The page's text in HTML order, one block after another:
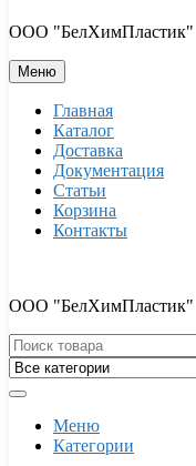
ООО "БелХимПластик"
Меню
Главная
Каталог
Доставка
Документация
Статьи
Корзина
Контакты
ООО "БелХимПластик"
Меню
Категории